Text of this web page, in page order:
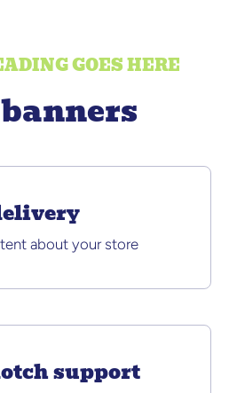
GOES HERE
about your store
support